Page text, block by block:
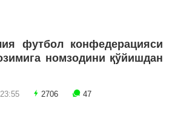
футбол конфедерацияси
номзодини қўйишдан
2706 47